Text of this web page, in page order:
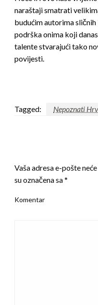
naraštaji smatrati
budućim autorima
podrška onima koji
talente stvarajući tako
povijesti.
Tagged: Nepoznati
Vaša adresa e-pošte
su označena sa*
Komentar